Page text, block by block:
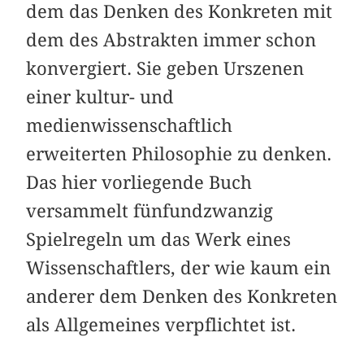
dem das Denken des Konkreten mit
dem des Abstrakten immer schon
konvergiert. Sie geben Urszenen
einer kultur- und
medienwissenschaftlich
erweiterten Philosophie zu denken.
Das hier vorliegende Buch
versammelt fünfundzwanzig
Spielregeln um das Werk eines
Wissenschaftlers, der wie kaum ein
anderer dem Denken des Konkreten
als Allgemeines verpflichtet ist.